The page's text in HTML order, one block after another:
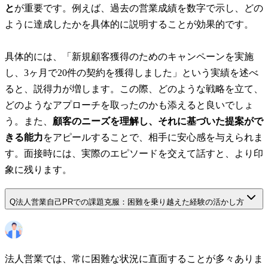
とが重要です。例えば、過去の営業成績を数字で示し、どの
ように達成したかを具体的に説明することが効果的です。
具体的には、「新規顧客獲得のためのキャンペーンを実施
し、3ヶ月で20件の契約を獲得しました」という実績を述べ
ると、説得力が増します。この際、どのような戦略を立て、
どのようなアプローチを取ったのかも添えると良いでしょ
う。また、 顧客のニーズを理解し、それに基づいた提案がで
きる能力をアピールすることで、相手に安心感を与えられま
す。面接時には、実際のエピソードを交えて話すと、より印
象に残ります。
Q法人営業自己PRでの課題克服：困難を乗り越えた経験の活かし方
法人営業では、常に困難な状況に直面することが多々ありま